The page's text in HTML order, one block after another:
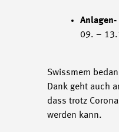
Anlagen-
09. –
Swissmem
Dank geht auch
dass trotz
werden kann.